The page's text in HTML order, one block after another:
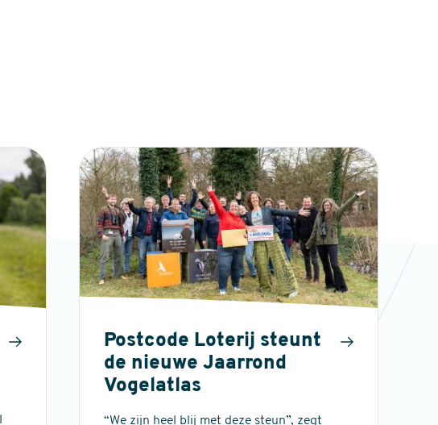
Postcode Loterij steunt
de nieuwe Jaarrond
Vogelatlas
“We zijn heel blij met deze steun”, zegt